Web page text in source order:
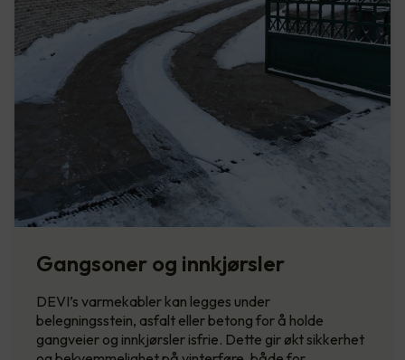
Gangsoner og innkjørsler
DEVI’s varmekabler kan legges under
belegningsstein, asfalt eller betong for å holde
gangveier og innkjørsler isfrie. Dette gir økt sikkerhet